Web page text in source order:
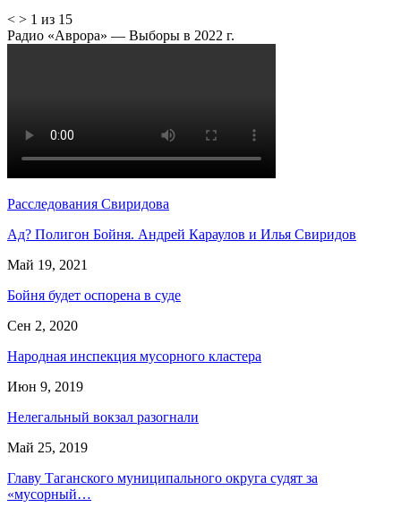
< > 1 из 15
Радио «Аврора» — Выборы в 2022 г.
Расследования Свиридова
Ад? Полигон Бойня. Андрей Караулов и Илья Свиридов
Май 19, 2021
Бойня будет оспорена в суде
Сен 2, 2020
Народная инспекция мусорного кластера
Июн 9, 2019
Нелегальный вокзал разогнали
Май 25, 2019
Главу Таганского муниципального округа судят за
«мусорный…